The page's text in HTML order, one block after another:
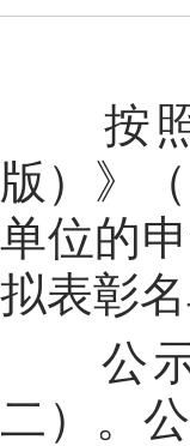
按
版）》
单位的
拟表彰
公
二）。